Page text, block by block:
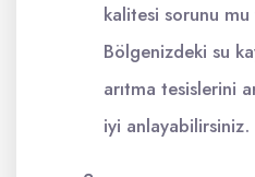
kalitesi sorunu mu
Bölgenizdeki su
arıtma tesislerini
iyi anlayabilirsiniz.